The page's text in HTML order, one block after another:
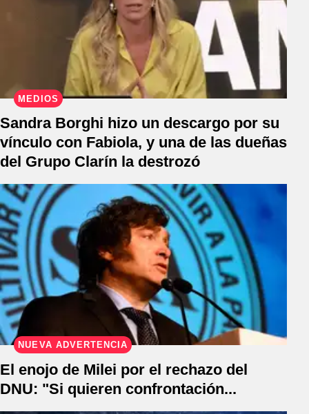
MEDIOS
Sandra Borghi hizo un descargo por su
vínculo con Fabiola, y una de las dueñas
del Grupo Clarín la destrozó
NUEVA ADVERTENCIA
El enojo de Milei por el rechazo del
DNU: "Si quieren confrontación...